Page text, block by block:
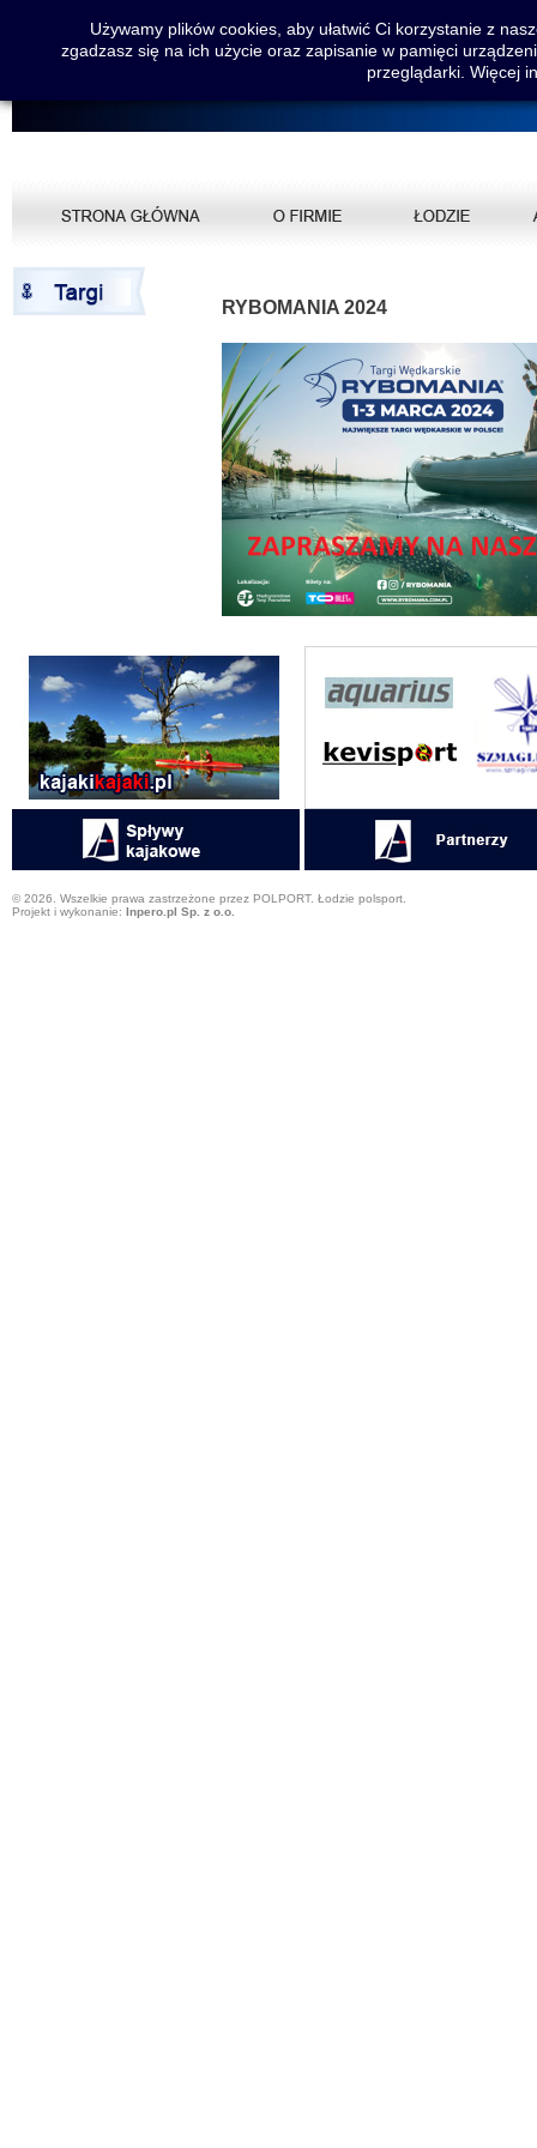
RYBOMANIA 2024
© 2026. Wszelkie prawa zastrzeżone przez POLPORT. Łodzie polsport.
Projekt i wykonanie: Inpero.pl Sp. z o.o.
Używamy plików cookies, aby ułatwić Ci korzystanie z
zgadzasz się na ich użycie oraz zapisanie w pamięci
przeglądarki. Więcej